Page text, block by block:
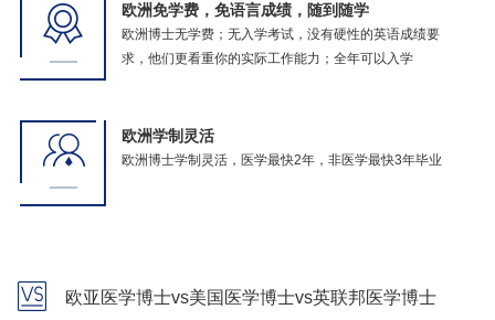
欧洲免学费，免语言成绩，随到随学
欧洲博士无学费；无入学考试，没有硬性的英语成绩要
求，他们更看重你的实际工作能力；全年可以入学
欧洲学制灵活
欧洲博士学制灵活，医学最快2年，非医学最快3年毕业
欧亚医学博士vs美国医学博士vs英联邦医学博士